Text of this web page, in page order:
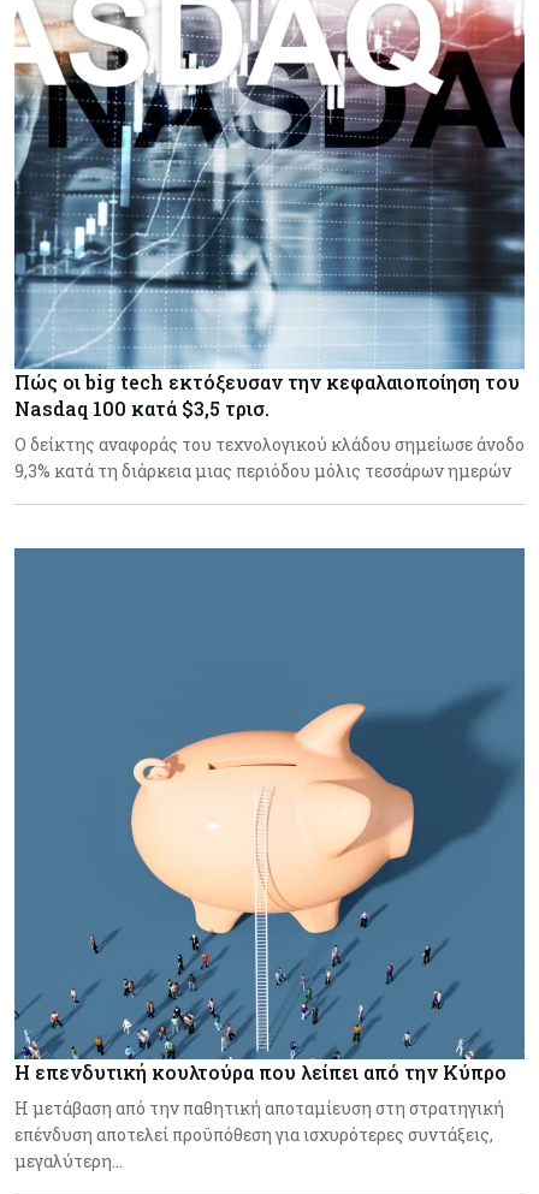
Πώς οι big tech εκτόξευσαν την κεφαλαιοποίηση του
Nasdaq 100 κατά $3,5 τρισ.
Ο δείκτης αναφοράς του τεχνολογικού κλάδου σημείωσε άνοδο
9,3% κατά τη διάρκεια μιας περιόδου μόλις τεσσάρων ημερών
Η επενδυτική κουλτούρα που λείπει από την Κύπρο
Η μετάβαση από την παθητική αποταμίευση στη στρατηγική
επένδυση αποτελεί προϋπόθεση για ισχυρότερες συντάξεις,
μεγαλύτερη…